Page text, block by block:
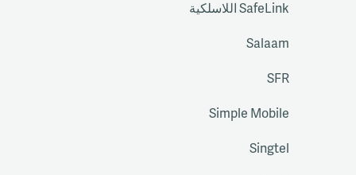
SafeLink اللاسلكية
Salaam
SFR
Simple Mobile
Singtel